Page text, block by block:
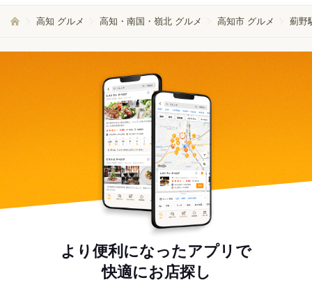
高知 グルメ 高知・南国・嶺北 グルメ 高知市 グルメ 薊野
より便利になったアプリで
快適にお店探し